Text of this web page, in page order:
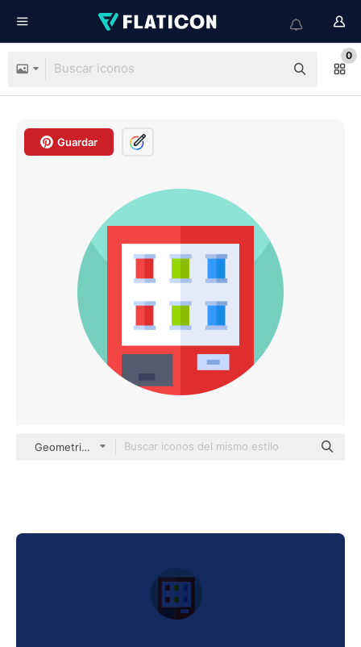
0
Guardar
Geometric Flat Circular Flat